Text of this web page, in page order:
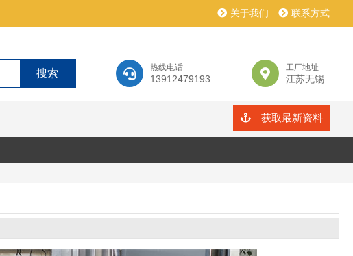
关于我们 联系方式
热线电话
13912479193
工厂地址
江苏无锡
获取最新资料